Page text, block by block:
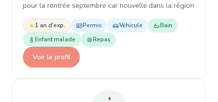
pour la rentrée septembre car nouvelle dans la région
1 an d'exp. Permis Véhicule
Bain
Enfant malade
Repas
Voir le profil